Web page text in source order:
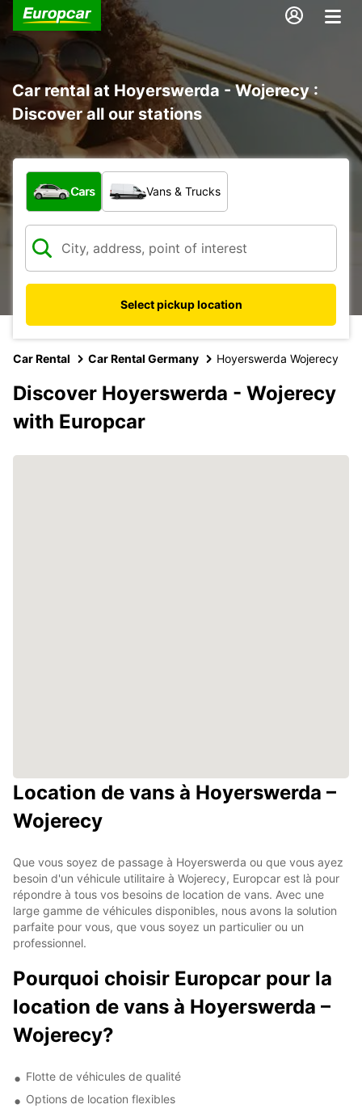
Car rental at Hoyerswerda - Wojerecy :
Discover all our stations
What type of vehicle?
Cars Vans & Trucks
Select pickup location
Car Rental Car Rental Germany Hoyerswerda Wojerecy
Discover Hoyerswerda - Wojerecy
with Europcar
Location de vans à Hoyerswerda –
Wojerecy
Que vous soyez de passage à Hoyerswerda ou que vous ayez
besoin d'un véhicule utilitaire à Wojerecy, Europcar est là pour
répondre à tous vos besoins de location de vans. Avec une
large gamme de véhicules disponibles, nous avons la solution
parfaite pour vous, que vous soyez un particulier ou un
professionnel.
Pourquoi choisir Europcar pour la
location de vans à Hoyerswerda –
Wojerecy?
Flotte de véhicules de qualité
Options de location flexibles